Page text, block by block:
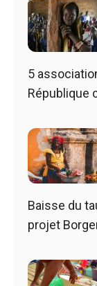
5
République
Baisse du
projet